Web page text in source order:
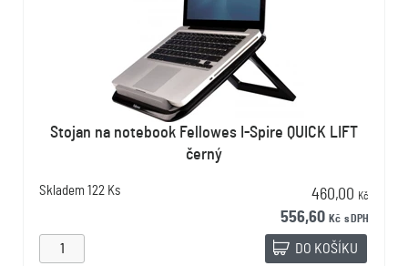
Stojan na notebook Fellowes I-Spire QUICK LIFT
černý
Skladem 122 Ks 460,00 Kč
556,60 Kč s DPH
DO KOŠÍKU